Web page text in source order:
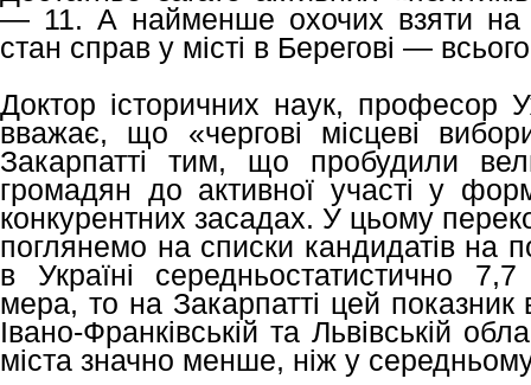
— 11. А найменше охочих взяти на
стан справ у місті в Берегові —
Доктор історичних наук,
вважає, що «чергові місцеві
Закарпатті тим, що пробудили
громадян до активної участі у
конкурентних засадах. У цьому
поглянемо на списки кандидатів на
в Україні середньостатистично
мера, то на Закарпатті цей
Івано-Франківській та Львівській
міста значно менше, ніж у